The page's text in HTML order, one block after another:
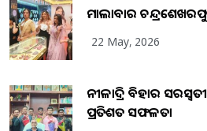
ମାଲାବାର
22 May, 2026
ନୀଳାଦ୍ରି ବିହାର
ପ୍ରତିଶତ ସଫଳତା